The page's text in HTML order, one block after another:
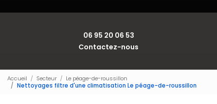
06 95 20 06 53
Contactez-nous
Accueil Secteur
Le péage-de-roussillon
Nettoyages filtre d'une climatisation Le péage-de-roussillon